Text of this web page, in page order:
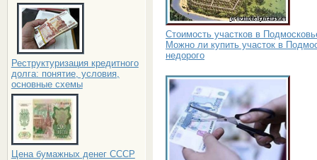
Реструктуризация кредитного
долга: понятие, условия,
основные схемы
Цена бумажных денег СССР
Стоимость участков в
Можно ли купить участок в
недорого